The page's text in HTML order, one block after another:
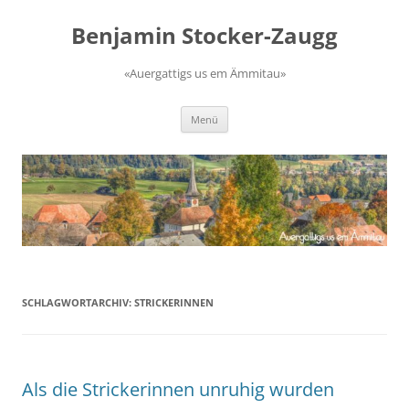
springenBenjamin Stocker-Zaugg
«Auergattigs us em Ämmitau»
Menü
SCHLAGWORTARCHIV: STRICKERINNEN
Als die Strickerinnen unruhig wurden